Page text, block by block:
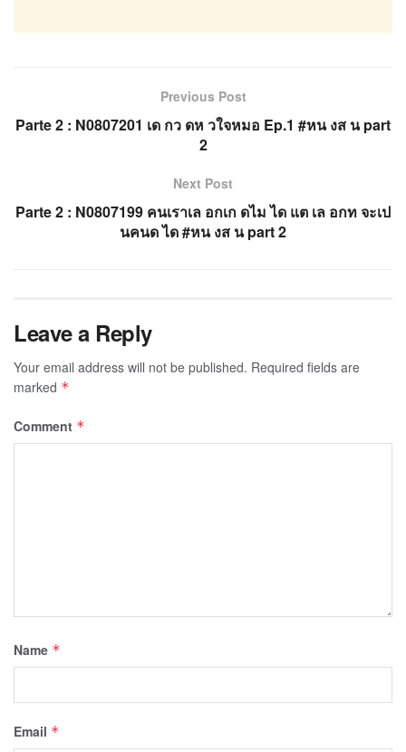
Previous Post
Parte 2 : N0807201 เด กว ดห วใจหมอ Ep.1 #หน งส น part
2
Next Post
Parte 2 : N0807199 คนเราเล อกเก ดไม ได แต เล อกท จะเป
นคนด ได #หน งส น part 2
Leave a Reply
Your email address will not be published. Required fields are
marked *
Comment *
Name *
Email *